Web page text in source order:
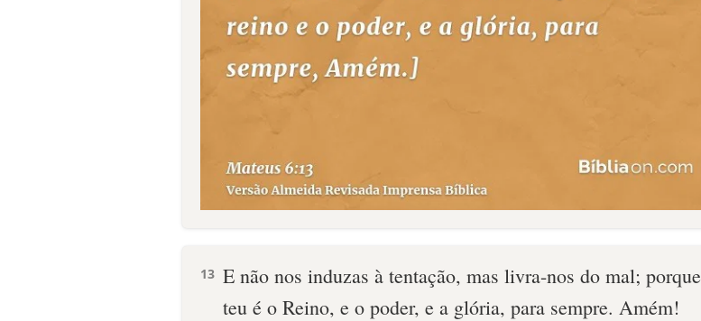
13 E não nos induzas à tentação, mas livra-nos do mal; porque
teu é o Reino, e o poder, e a glória, para sempre. Amém!